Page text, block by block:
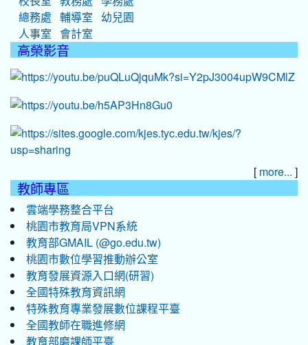
總務處
輔導室
幼兒園
人事室
會計室
高榮影音
[ more... ]
教師專區
雲端學務整合平台
桃園市教育局VPN系統
教育部GMAIL (@go.edu.tw)
桃園市數位學習推動辦公室
教育發展資源入口網(研習)
全國特殊教育資訊網
特殊教育專業發展數位課程平臺
全國教師在職進修網
教育部磨課師平臺